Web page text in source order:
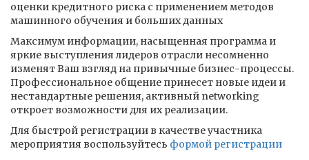
оценки кредитного риска с применением методов
машинного обучения и больших данных
Максимум информации, насыщенная программа и
яркие выступления лидеров отрасли несомненно
изменят Ваш взгляд на привычные бизнес-процессы.
Профессиональное общение принесет новые идеи и
нестандартные решения, активный networking
откроет возможности для их реализации.
Для быстрой регистрации в качестве участника
мероприятия воспользуйтесь формой регистрации